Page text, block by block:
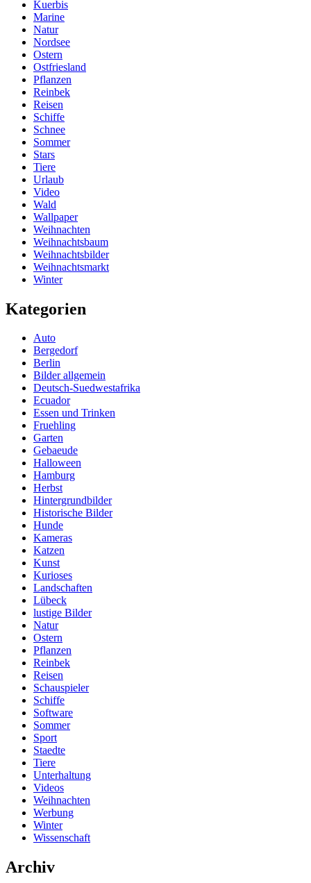
Kuerbis
Marine
Natur
Nordsee
Ostern
Ostfriesland
Pflanzen
Reinbek
Reisen
Schiffe
Schnee
Sommer
Stars
Tiere
Urlaub
Video
Wald
Wallpaper
Weihnachten
Weihnachtsbaum
Weihnachtsbilder
Weihnachtsmarkt
Winter
Kategorien
Auto
Bergedorf
Berlin
Bilder allgemein
Deutsch-Suedwestafrika
Ecuador
Essen und Trinken
Fruehling
Garten
Gebaeude
Halloween
Hamburg
Herbst
Hintergrundbilder
Historische Bilder
Hunde
Kameras
Katzen
Kunst
Kurioses
Landschaften
Lübeck
lustige Bilder
Natur
Ostern
Pflanzen
Reinbek
Reisen
Schauspieler
Schiffe
Software
Sommer
Sport
Staedte
Tiere
Unterhaltung
Videos
Weihnachten
Werbung
Winter
Wissenschaft
Archiv